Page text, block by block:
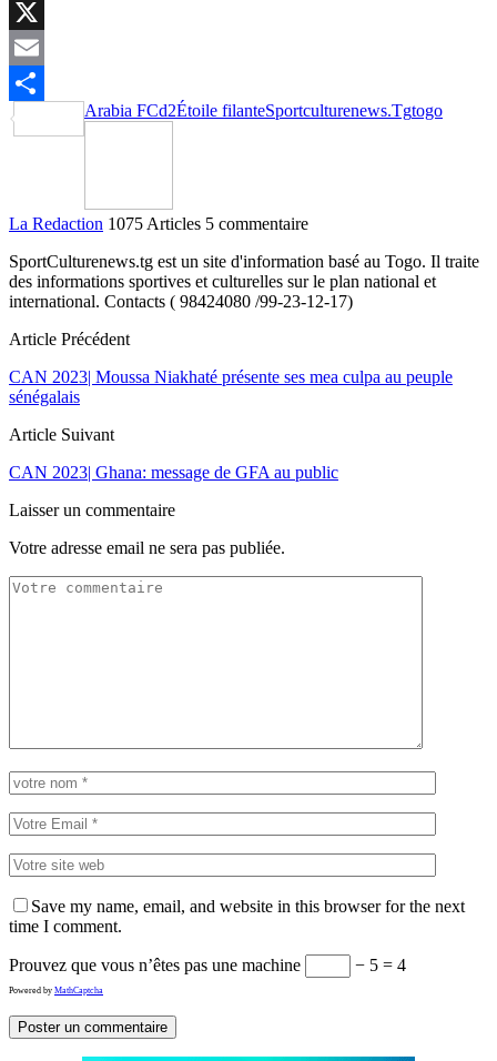
LinkedIn
X
Email
Partager
Arabia FCd2Étoile filanteSportculturenews.Tgtogo
La Redaction 1075 Articles 5 commentaire
SportCulturenews.tg est un site d'information basé au Togo. Il traite
des informations sportives et culturelles sur le plan national et
international. Contacts ( 98424080 /99-23-12-17)
Article Précédent
CAN 2023| Moussa Niakhaté présente ses mea culpa au peuple
sénégalais
Article Suivant
CAN 2023| Ghana: message de GFA au public
Laisser un commentaire
Votre adresse email ne sera pas publiée.
Save my name, email, and website in this browser for the next
time I comment.
Prouvez que vous n’êtes pas une machine − 5 = 4
Powered by MathCaptcha